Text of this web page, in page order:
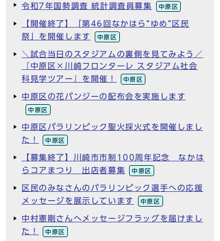
令和7年国勢調査 統計調査員募集 中原区
【開催終了】「第46回なかはら“ゆめ”区民
祭」を開催します
中原区
＼試合当日のスタジアムの裏側を見てみよう／
『中原区×川崎フロンターレ スタジアム社会
科見学ツアー』を開催！
中原区
中原区の花パンジーの配布会を実施します
中原区
中原区パラリンピック聖火採火式を開催しまし
た！
中原区
【募集終了】川崎市市制100周年記念 なかは
らコアまつり 出店者募集
中原区
区民のみなさんのパラリンピック選手への応援
メッセージを展示しています
中原区
中村憲剛さんへメッセージフラッグを届けまし
た！
中原区